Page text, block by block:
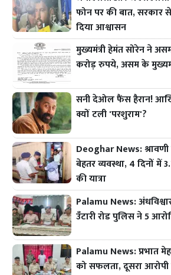
फोन पर की बात, सरकार
दिया आश्वासन
मुख्यमंत्री हेमंत सोरेन ने
करोड़ रुपये, असम के
सनी देओल फैंस हैरान!
क्यों टली 'परशुराम'?
Deoghar News:
बेहतर व्यवस्था, 4 दिनों में
की यात्रा
Palamu News:
उँटारी रोड पुलिस ने 5
Palamu News: प्रभात
को सफलता, दूसरा आरोपी